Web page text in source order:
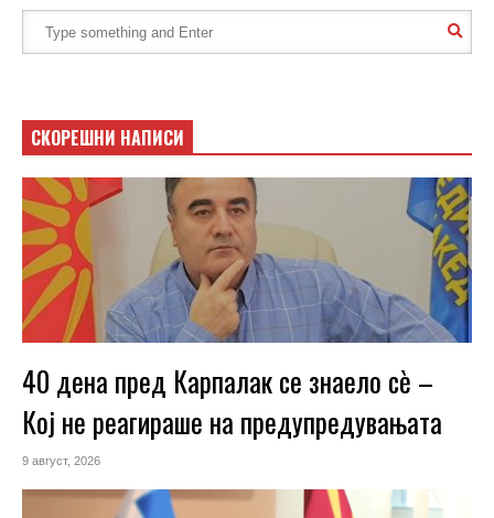
СКОРЕШНИ НАПИСИ
40 дена пред Карпалак се знаело сѐ –
Кој не реагираше на предупредувањата
9 август, 2026